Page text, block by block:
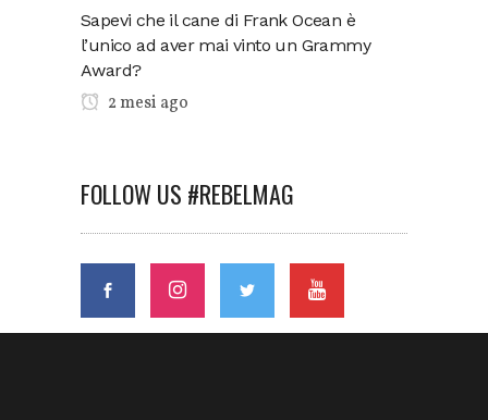
Sapevi che il cane di Frank Ocean è
l’unico ad aver mai vinto un Grammy
Award?
2 mesi ago
FOLLOW US #REBELMAG